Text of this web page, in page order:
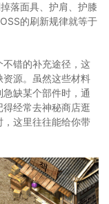
落面具、护肩、护膝
的刷新规律就等于
错的补充途径，这
源。虽然这些材料
缺某个部件时，通
经常去神秘商店逛
这里往往能给你带